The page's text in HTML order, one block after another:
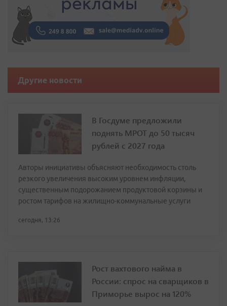
Другие новости
В Госдуме предложили
поднять МРОТ до 50 тысяч
рублей с 2027 года
Авторы инициативы объясняют необходимость столь
резкого увеличения высоким уровнем инфляции,
существенным подорожанием продуктовой корзины и
ростом тарифов на жилищно-коммунальные услуги
сегодня, 13:26
Рост вахтового найма в
России: спрос на сварщиков в
Приморье вырос на 120%